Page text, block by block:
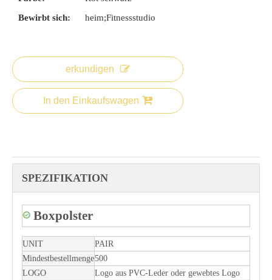
Bewirbt sich:
heim;Fitnessstudio
erkundigen
In den Einkaufswagen
SPEZIFIKATION
Boxpolster
UNIT
PAIR
Mindestbestellmenge500
LOGO
Logo aus PVC-Leder oder gewebtes Logo